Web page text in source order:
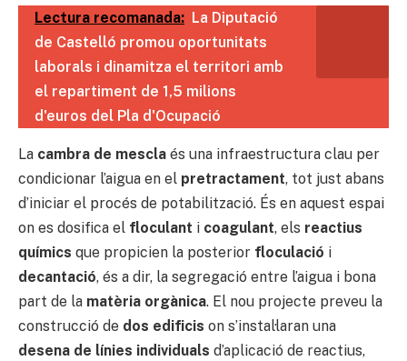
Lectura recomanada: La Diputació
de Castelló promou oportunitats
laborals i dinamitza el territori amb
el repartiment de 1,5 milions
d'euros del Pla d'Ocupació
La cambra de mescla és una infraestructura clau per
condicionar l’aigua en el pretractament, tot just abans
d’iniciar el procés de potabilització. És en aquest espai
on es dosifica el floculant i coagulant, els reactius
químics que propicien la posterior floculació i
decantació, és a dir, la segregació entre l’aigua i bona
part de la matèria orgànica. El nou projecte preveu la
construcció de dos edificis on s’instal·laran una
desena de línies individuals d’aplicació de reactius,